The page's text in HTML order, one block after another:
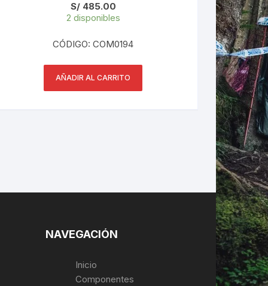
S/485.00
2 disponibles
CÓDIGO: COM0194
AÑADIR AL CARRITO
NAVEGACIÓN
Inicio
Componentes